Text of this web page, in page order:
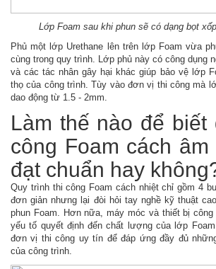
Lớp Foam sau khi phun sẽ có dạng bọt
Phủ một lớp Urethane lên trên lớp Foam vừa
cùng trong quy trình. Lớp phủ này có công dụng
và các tác nhân gây hại khác giúp bảo vệ lớp
thọ của công trình. Tùy vào đơn vị thi công mà
dao động từ 1.5 - 2mm.
Làm thế nào để biết
công Foam cách
đạt chuẩn hay
Quy trình thi công Foam cách nhiệt chỉ gồm 4
đơn giản nhưng lại đòi hỏi tay nghề kỹ thuật
phun Foam. Hơn nữa, máy móc và thiết bị công
yếu tố quyết định đến chất lượng của lớp
đơn vị thi công uy tín để đáp ứng đầy đủ
của công trình.